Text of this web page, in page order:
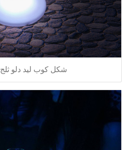
شكل كوب ليد دلو ثلج cc524